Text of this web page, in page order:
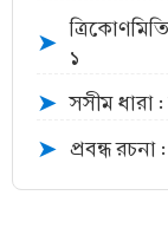
➤ ১
➤ সসীম
➤ প্রবন্ধ